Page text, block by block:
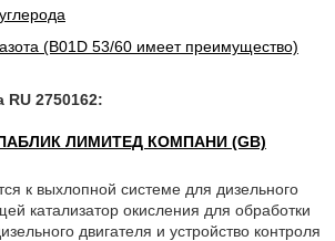
(B01D 53/60 имеет преимущество)
RU 2750162:
ЛИМИТЕД КОМПАНИ (GB)
к выхлопной системе для дизельного
катализатор окисления для обработки
двигателя и устройство контроля